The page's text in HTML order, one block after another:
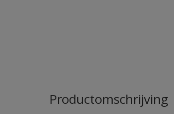
Productomschrijving